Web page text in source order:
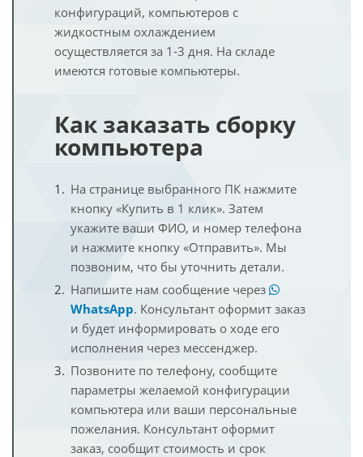
конфигураций, компьютеров с
жидкостным охлаждением
осуществляется за 1-3 дня. На складе
имеются готовые компьютеры.
Как заказать сборку
компьютера
На странице выбранного ПК нажмите
кнопку «Купить в 1 клик». Затем
укажите ваши ФИО, и номер телефона
и нажмите кнопку «Отправить». Мы
позвоним, что бы уточнить детали.
Напишите нам сообщение через
WhatsApp. Консультант оформит заказ
и будет информировать о ходе его
исполнения через мессенджер.
Позвоните по телефону, сообщите
параметры желаемой конфигурации
компьютера или ваши персональные
пожелания. Консультант оформит
заказ, сообщит стоимость и срок